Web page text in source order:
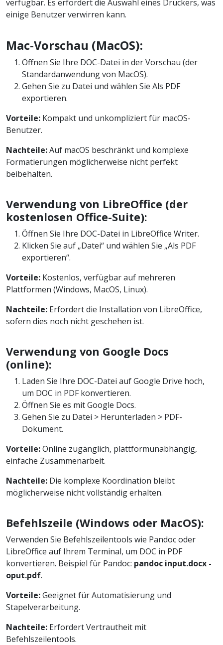
verfügbar. Es erfordert die Auswahl eines Druckers, was
einige Benutzer verwirren kann.
Mac-Vorschau (MacOS):
Öffnen Sie Ihre DOC-Datei in der Vorschau (der
Standardanwendung von MacOS).
Gehen Sie zu Datei und wählen Sie Als PDF
exportieren.
Vorteile: Kompakt und unkompliziert für macOS-
Benutzer.
Nachteile:Auf macOS beschränkt und komplexe
Formatierungen möglicherweise nicht perfekt
beibehalten.
Verwendung von LibreOffice (der
kostenlosen Office-Suite):
Öffnen Sie Ihre DOC-Datei in LibreOffice Writer.
Klicken Sie auf „Datei“ und wählen Sie „Als PDF
exportieren“.
Vorteile: Kostenlos, verfügbar auf mehreren
Plattformen (Windows, MacOS, Linux).
Nachteile: Erfordert die Installation von LibreOffice,
sofern dies noch nicht geschehen ist.
Verwendung von Google Docs
(online):
Laden Sie Ihre DOC-Datei auf Google Drive hoch,
um DOC in PDF konvertieren.
Öffnen Sie es mit Google Docs.
Gehen Sie zu Datei > Herunterladen > PDF-
Dokument.
Vorteile:Online zugänglich, plattformunabhängig,
einfache Zusammenarbeit.
Nachteile: Die komplexe Koordination bleibt
möglicherweise nicht vollständig erhalten.
Befehlszeile (Windows oder MacOS):
Verwenden Sie Befehlszeilentools wie Pandoc oder
LibreOffice auf Ihrem Terminal, um DOC in PDF
konvertieren. Beispiel für Pandoc: pandoc input.docx -
oput.pdf.
Vorteile:Geeignet für Automatisierung und
Stapelverarbeitung.
Nachteile: Erfordert Vertrautheit mit
Befehlszeilentools.